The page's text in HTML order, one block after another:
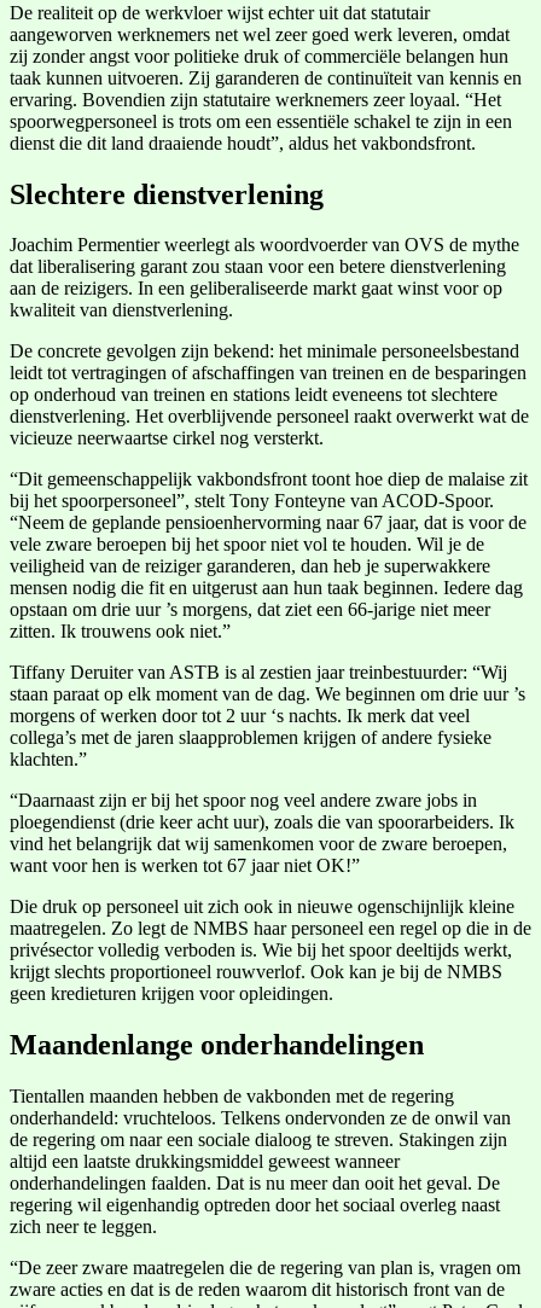
De realiteit op de werkvloer wijst echter uit dat statutair
aangeworven werknemers net wel zeer goed werk leveren, omdat
zij zonder angst voor politieke druk of commerciële belangen hun
taak kunnen uitvoeren. Zij garanderen de continuïteit van kennis en
ervaring. Bovendien zijn statutaire werknemers zeer loyaal. “Het
spoorwegpersoneel is trots om een essentiële schakel te zijn in een
dienst die dit land draaiende houdt”, aldus het vakbondsfront.
Slechtere dienstverlening
Joachim Permentier weerlegt als woordvoerder van OVS de mythe
dat liberalisering garant zou staan voor een betere dienstverlening
aan de reizigers. In een geliberaliseerde markt gaat winst voor op
kwaliteit van dienstverlening.
De concrete gevolgen zijn bekend: het minimale personeelsbestand
leidt tot vertragingen of afschaffingen van treinen en de besparingen
op onderhoud van treinen en stations leidt eveneens tot slechtere
dienstverlening. Het overblijvende personeel raakt overwerkt wat de
vicieuze neerwaartse cirkel nog versterkt.
“Dit gemeenschappelijk vakbondsfront toont hoe diep de malaise zit
bij het spoorpersoneel”, stelt Tony Fonteyne van ACOD-Spoor.
“Neem de geplande pensioenhervorming naar 67 jaar, dat is voor de
vele zware beroepen bij het spoor niet vol te houden. Wil je de
veiligheid van de reiziger garanderen, dan heb je superwakkere
mensen nodig die fit en uitgerust aan hun taak beginnen. Iedere dag
opstaan om drie uur ’s morgens, dat ziet een 66-jarige niet meer
zitten. Ik trouwens ook niet.”
Tiffany Deruiter van ASTB is al zestien jaar treinbestuurder: “Wij
staan paraat op elk moment van de dag. We beginnen om drie uur ’s
morgens of werken door tot 2 uur ‘s nachts. Ik merk dat veel
collega’s met de jaren slaapproblemen krijgen of andere fysieke
klachten.”
“Daarnaast zijn er bij het spoor nog veel andere zware jobs in
ploegendienst (drie keer acht uur), zoals die van spoorarbeiders. Ik
vind het belangrijk dat wij samenkomen voor de zware beroepen,
want voor hen is werken tot 67 jaar niet OK!”
Die druk op personeel uit zich ook in nieuwe ogenschijnlijk kleine
maatregelen. Zo legt de NMBS haar personeel een regel op die in de
privésector volledig verboden is. Wie bij het spoor deeltijds werkt,
krijgt slechts proportioneel rouwverlof. Ook kan je bij de NMBS
geen kredieturen krijgen voor opleidingen.
Maandenlange onderhandelingen
Tientallen maanden hebben de vakbonden met de regering
onderhandeld: vruchteloos. Telkens ondervonden ze de onwil van
de regering om naar een sociale dialoog te streven. Stakingen zijn
altijd een laatste drukkingsmiddel geweest wanneer
onderhandelingen faalden. Dat is nu meer dan ooit het geval. De
regering wil eigenhandig optreden door het sociaal overleg naast
zich neer te leggen.
“De zeer zware maatregelen die de regering van plan is, vragen om
zware acties en dat is de reden waarom dit historisch front van de